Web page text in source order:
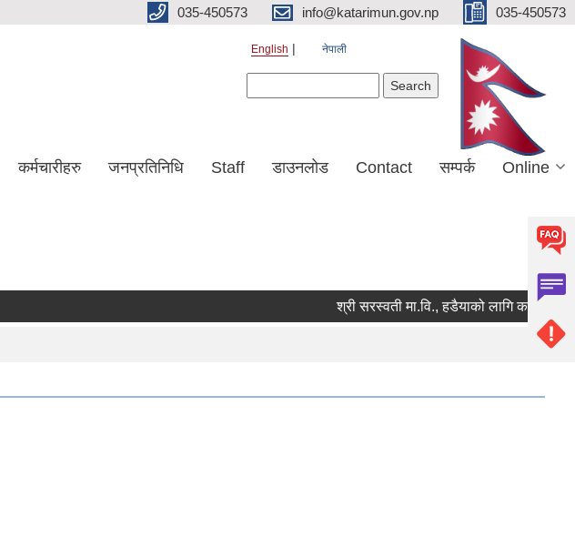
035-450573 info@katarimun.gov.np 035-450573
English नेपाली
कर्मचारीहरु जनप्रतिनिधि Staff डाउनलोड Contact सम्पर्क Online
श्री सरस्वती मा.वि., हडैयाको लागि कार्यालय